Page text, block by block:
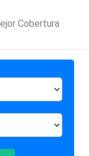
Cobertura